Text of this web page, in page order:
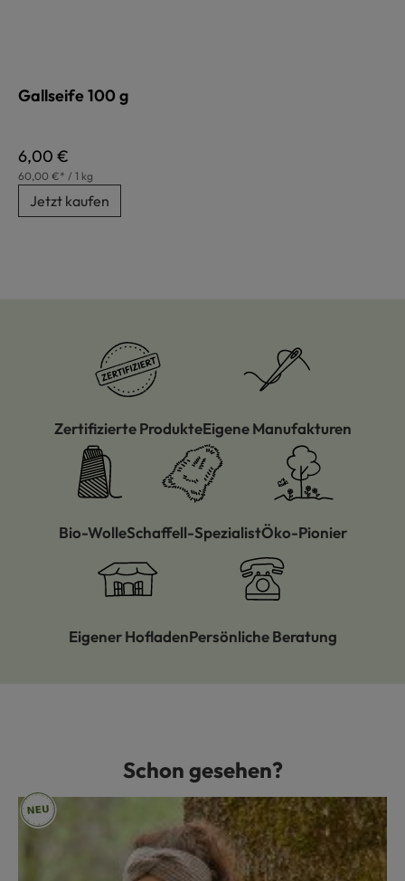
Gallseife 100 g
Regulärer Preis:
6,00 €
60,00 €* / 1 kg
Jetzt kaufen
Zertifizierte ProdukteEigene Manufakturen
Bio-WolleSchaffell-SpezialistÖko-Pionier
Eigener HofladenPersönliche Beratung
Produktgalerie überspringenSchon gesehen?